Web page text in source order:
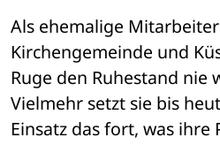
Als ehemalige
Kirchengemeinde und
Ruge den Ruhestand nie
Vielmehr setzt sie bis
Einsatz das fort, was ihre